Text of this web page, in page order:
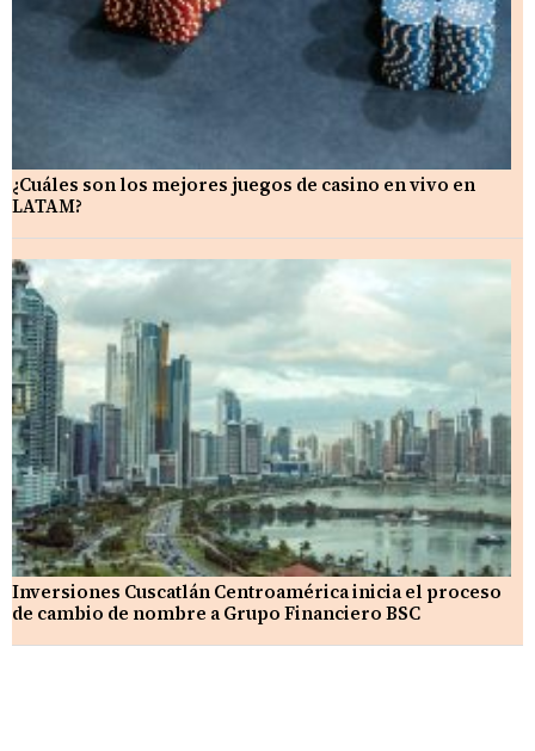
¿Cuáles son los mejores juegos de casino en vivo en
LATAM?
Inversiones Cuscatlán Centroamérica inicia el proceso
de cambio de nombre a Grupo Financiero BSC